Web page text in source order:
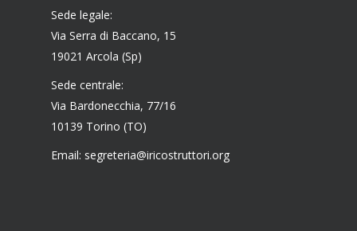
Sede legale:
Via Serra di Baccano, 15
19021 Arcola (Sp)
Sede centrale:
Via Bardonecchia, 77/16
10139 Torino (TO)
Email: segreteria@iricostruttori.org